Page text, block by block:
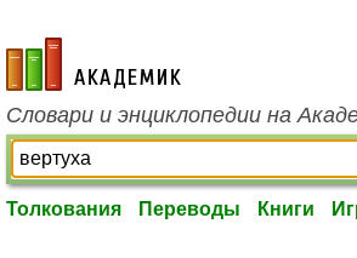
academic.ru
Словари и энциклопедии на
Толкования Переводы Книги